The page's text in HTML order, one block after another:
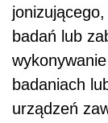
badań lub
badaniach
urządzeń